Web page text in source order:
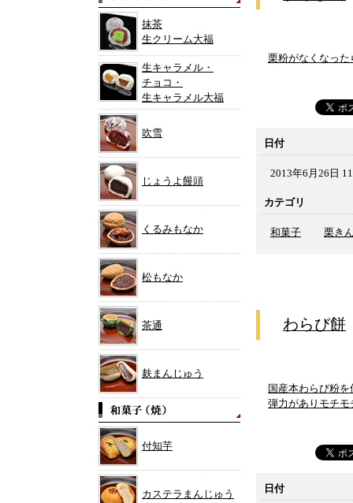
抹茶
生クリーム大福
生キャラメル・
チョコ・
生キャラメル大福
吹雪
じょうよ饅頭
くるみもなか
松もなか
茶通
麸まんじゅう
付知芋
カステラまんじゅう
栗粉がなくなっ
日付
2013年6月26日
カテゴリ
和菓子 栗き
わらび餅
国産本わらび粉
弾力がありモチモ
日付